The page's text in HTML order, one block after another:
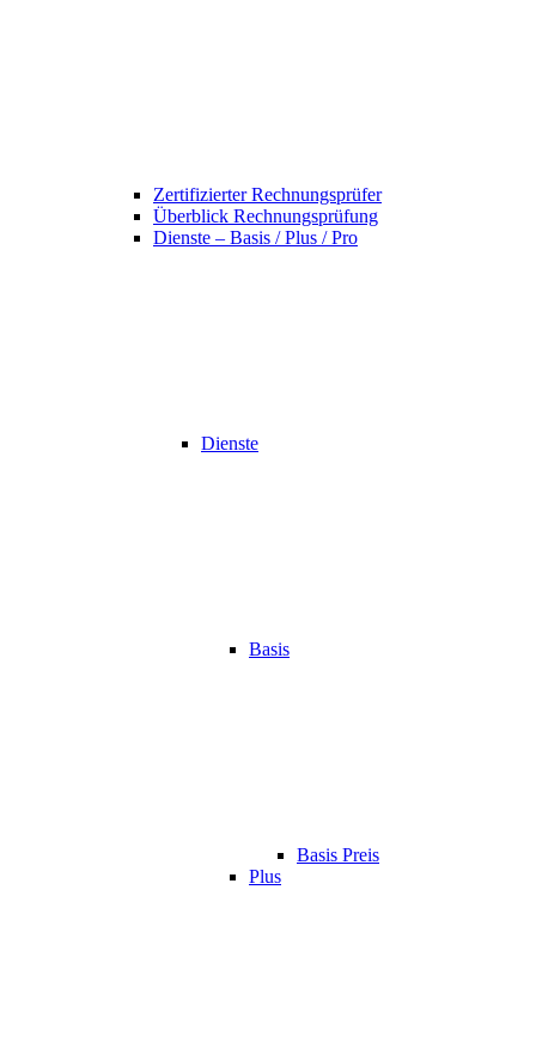
Zertifizierter Rechnungsprüfer
Überblick Rechnungsprüfung
Dienste – Basis / Plus / Pro
Dienste
Basis
Basis Preis
Plus